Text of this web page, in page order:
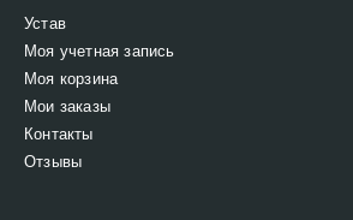
Устав
Моя учетная запись
Моя корзина
Мои заказы
Контакты
Отзывы